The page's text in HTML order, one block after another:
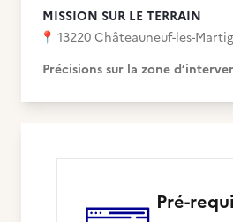
MISSION SUR LE TERRAIN
📍 13220 Châteauneuf-les-
Précisions sur la zone
Pré-